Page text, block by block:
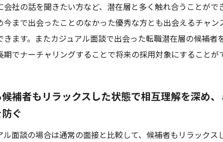
会社の話を聞きたい方など、潜在層と多く触れ合うことがで
今まで出会ったことのなかった優秀な方とも出会えるチャン
きます。またカジュアル面談で出会った転職潜在層の候補者
期でナーチャリングすることで将来の採用対象にすることが
補者もリラックスした状態で相互理解を深め
ぐ
ル面談の場合は通常の面接と比較して、候補者もリラックス